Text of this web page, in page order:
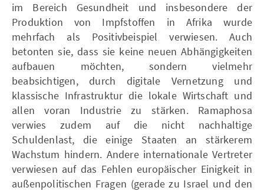
im Bereich Gesundheit und insbesondere der
Produktion von Impfstoffen in Afrika wurde
mehrfach als Positivbeispiel verwiesen. Auch
betonten sie, dass sie keine neuen Abhängigkeiten
aufbauen möchten, sondern vielmehr
beabsichtigen, durch digitale Vernetzung und
klassische Infrastruktur die lokale Wirtschaft und
allen voran Industrie zu stärken. Ramaphosa
verwies zudem auf die nicht nachhaltige
Schuldenlast, die einige Staaten an stärkerem
Wachstum hindern. Andere internationale Vertreter
verwiesen auf das Fehlen europäischer Einigkeit in
außenpolitischen Fragen (gerade zu Israel und den